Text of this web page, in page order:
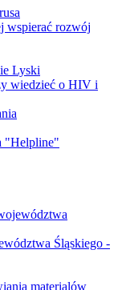
wspierać rozwój
Lyski
wiedzieć o HIV i
"Helpline"
Śląskiego -
materialów